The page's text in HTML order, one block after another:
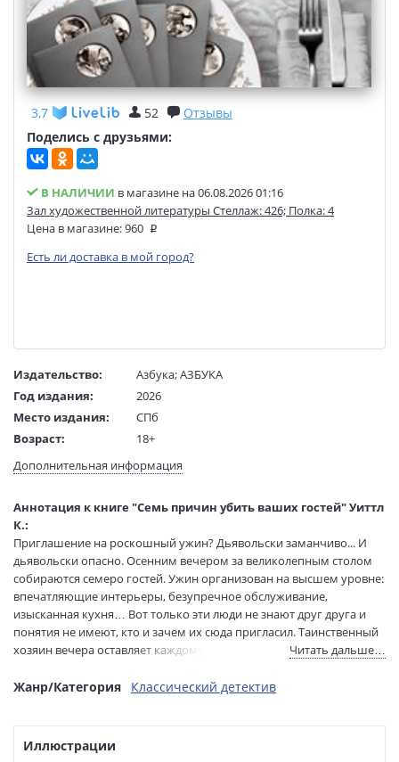
3,7 52
Отзывы
Поделись с друзьями:
В НАЛИЧИИ в магазине на 06.08.2026 01:16
Зал художественной литературы Стеллаж: 426; Полка: 4
Цена в магазине:960
Есть ли доставка в мой город?
Издательство: Азбука;АЗБУКА
Год издания:
2026
Место издания:
СПб
Возраст:
18+
Язык текста:
Редактор/
составитель:
Бессонова Евгения
Перевод:
Михайлова Вероника
Тип обложки:
Твердый переплет + суперобложка
Формат:
84х96 1/32
Размеры в мм
(ДхШхВ):
205x120x23
Вес:
410 гр.
Страниц:
416
Тираж:
4000 экз.
ISBN:
Дополнительная информация
Аннотация к книге "Семь причин убить ваших гостей" Уиттл
К.:
Приглашение на роскошный ужин? Дьявольски заманчиво... И
дьявольски опасно. Осенним вечером за великолепным столом
собираются семеро гостей. Ужин организован на высшем уровне:
впечатляющие интерьеры, безупречное обслуживание,
изысканная кухня… Вот только эти люди не знают друг друга и
понятия не имеют, кто и зачем их сюда пригласил. Таинственный
хозяин вечера оставляет каждому пришедшему конверт. Внутри
даже самых стойких мороз пробирает по коже, но худшее еще
оставшиеся осознают: запущен обратный отсчет. Кому-то
отмерены месяцы, кому-то годы, но итог будет один. Или нет?
Читать дальше…
Жанр/Категория Классический детектив
Иллюстрации